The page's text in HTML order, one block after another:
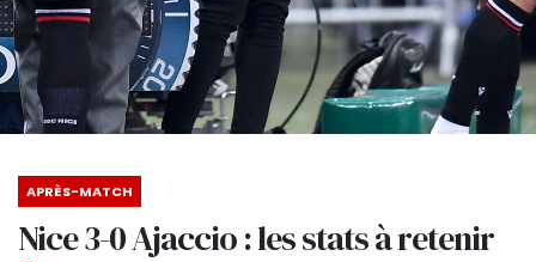
APRÈS-MATCH
Nice 3-0 Ajaccio : les stats à retenir